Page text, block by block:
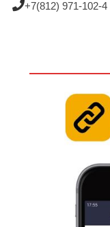
+7(812) 971-102-4